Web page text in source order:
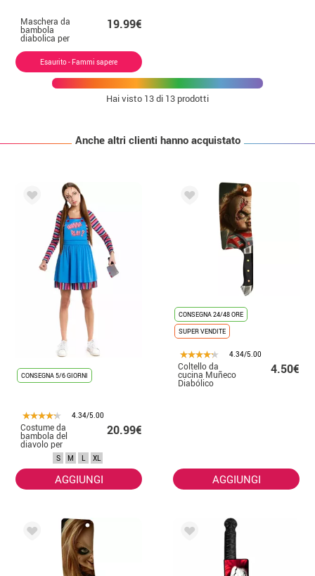
Maschera da
bambola
diabolica per
19.99€
Esaurito - Fammi sapere
Hai visto 13di 13 prodotti
Anche altri clienti hanno acquistato
CONSEGNA 5/6 GIORNI
4.34/5.00
Costume da
bambola del
diavolo per
20.99€
S M L XL
AGGIUNGI
CONSEGNA 24/48 ORE
SUPER VENDITE
4.34/5.00
Coltello da
cucina Muñeco
Diabólico
4.50€
AGGIUNGI